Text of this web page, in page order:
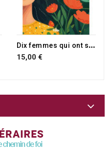
D
ix femmes qui ont surmonté leur passé
15,00 €